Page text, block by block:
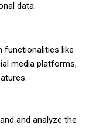
data.
functionalities like
media platforms,
and analyze the